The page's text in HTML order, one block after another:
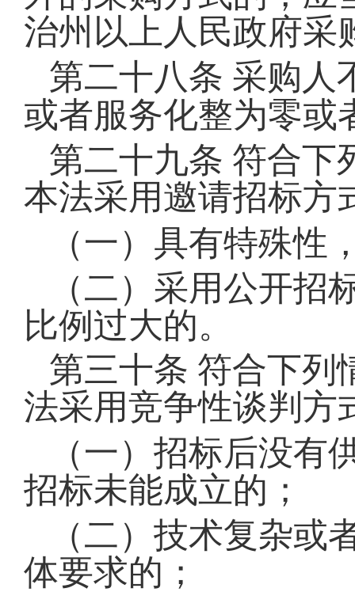
治州以上人民政府采
第二十八条 采购人
或者服务化整为零或
第二十九条 符合下
本法采用邀请招标方
（一）具有特殊
（二）采用公开
比例过大的。
第三十条 符合下列
法采用竞争性谈判方
（一）招标后没
招标未能成立的；
（二）技术复杂
体要求的；